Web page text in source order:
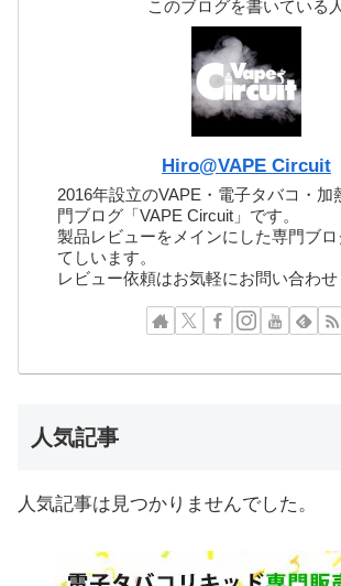
このブログを書いている人
Hiro@VAPE Circuit
2016年設立のVAPE・電子タバコ・加
門ブログ「VAPE Circuit」です。
製品レビューをメインにした専門ブロ
てしいます。
レビュー依頼はお気軽にお問い合わせ
人気記事
人気記事は見つかりませんでした。